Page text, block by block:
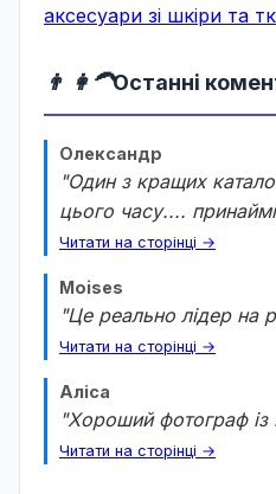
аксесуари зі шкіри та
👨 👩‍🦱Останні
Олександр
"Один з кращих
цього часу....
Читати на сторінці →
Moises
"Це реально лідер на
Читати на сторінці →
Аліса
"Хороший фотограф
Читати на сторінці →